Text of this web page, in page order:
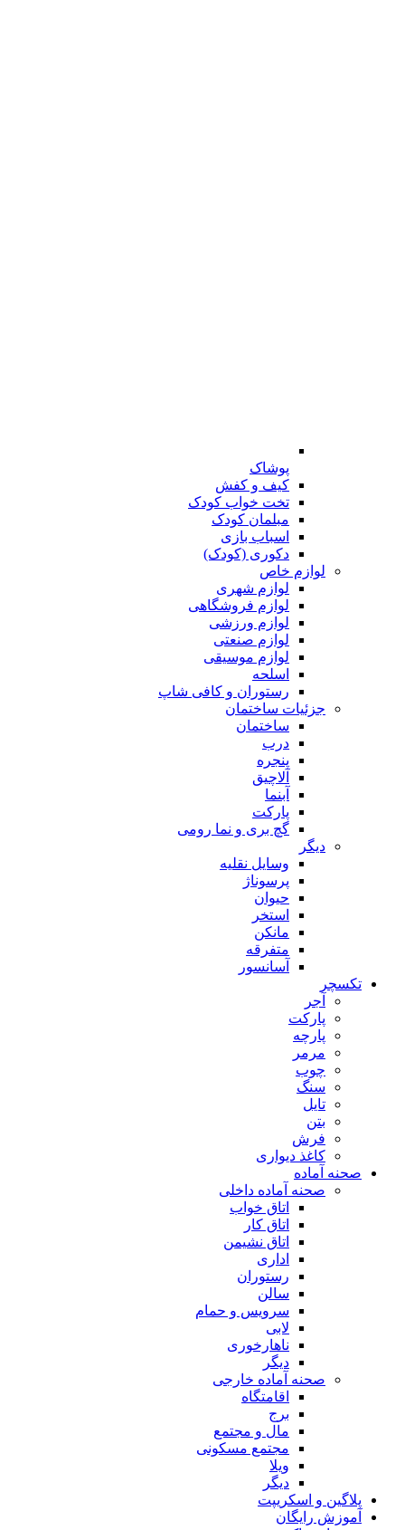
پوشاک
کیف و کفش
تخت خواب کودک
مبلمان کودک
اسباب بازی
دکوری (کودک)
لوازم خاص
لوازم شهری
لوازم فروشگاهی
لوازم ورزشی
لوازم صنعتی
لوازم موسیقی
اسلحه
رستوران و کافی شاپ
جزئیات ساختمان
ساختمان
درب
پنجره
آلاچیق
آبنما
پارکت
گچ بری و نما رومی
دیگر
وسایل نقلیه
پرسوناژ
حیوان
استخر
مانکن
متفرقه
آسانسور
تکسچر
آجر
پارکت
پارچه
مرمر
چوب
سنگ
تایل
بتن
فرش
کاغذ دیواری
صحنه آماده
صحنه آماده داخلی
اتاق خواب
اتاق کار
اتاق نشیمن
اداری
رستوران
سالن
سرویس و حمام
لابی
ناهارخوری
دیگر
صحنه آماده خارجی
اقامتگاه
برج
مال و مجتمع
مجتمع مسکونی
ویلا
دیگر
پلاگین و اسکریپت
آموزش رایگان